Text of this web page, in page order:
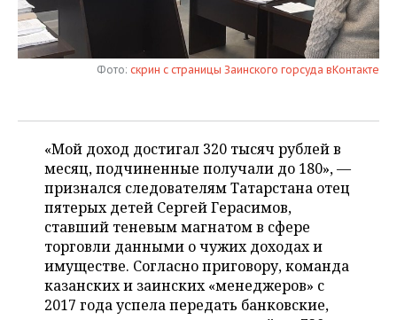
ЭНЕРГЕТИКА
УСЛУГИ
МЕДИА
ТЕЛЕКОММУНИКАЦИИ
ВЫЕЗДНАЯ РЕДАКЦИЯ
БИЗНЕС-БРАНЧИ
НОВОСТИ СПОРТА
ФУТБОЛ
ВОЛЕЙБОЛ
КИБЕРСПОРТ
ФИГУРНОЕ КАТАНИЕ
ВОДНЫЕ ВИДЫ СПОРТА
ОБЩЕСТВО
НОВОСТИ ОБЩЕСТВА
ИСТОРИЯ
КУЛЬТУРА
МЕДИЦИНА
ОБРАЗОВАНИЕ
ФОТОГАЛЕРЕЯ
СПИСОК ПЕРСОН
СПИСОК КОМПАНИЙ
ПОЛНАЯ ВЕРСИЯ
Фото: скрин с страницы Заинского горсуда вКонтакте
«Мой доход достигал 320 тысяч рублей в
месяц, подчиненные получали до 180», —
признался следователям Татарстана отец
пятерых детей Сергей Герасимов,
ставший теневым магнатом в сфере
торговли данными о чужих доходах и
имуществе. Согласно приговору, команда
казанских и заинских «менеджеров» с
2017 года успела передать банковские,